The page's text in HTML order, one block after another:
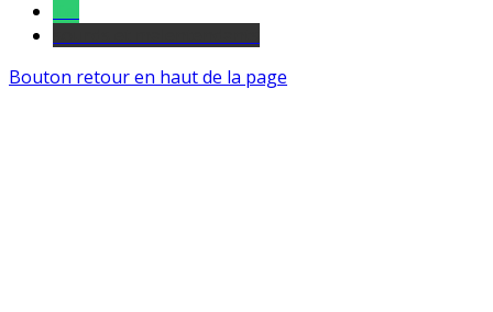
Bouton retour en haut de la page